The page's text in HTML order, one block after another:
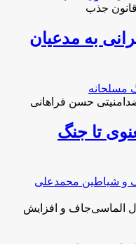
جذب
به مدعیان
حسن فراهانی
تا جنگ
الماسی‌جاف و افزایش